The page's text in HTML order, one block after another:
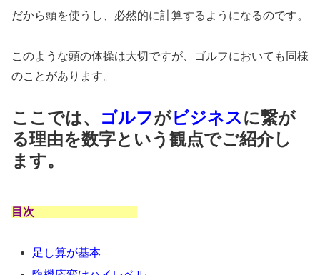
だから頭を使うし、必然的に計算するようになるのです。
このような頭の体操は大切ですが、ゴルフにおいても同様
のことがあります。
ここでは、 ゴルフがビジネスに繋が
る理由を数字という観点でご紹介し
ます。
目次
足し算が基本